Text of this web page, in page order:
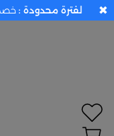
لفترة محدودة : خصم اضافي ✖